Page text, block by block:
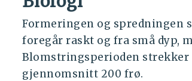
Formeringen og spredningen
foregår raskt og fra små dyp,
Blomstringsperioden
gjennomsnitt 200 frø.